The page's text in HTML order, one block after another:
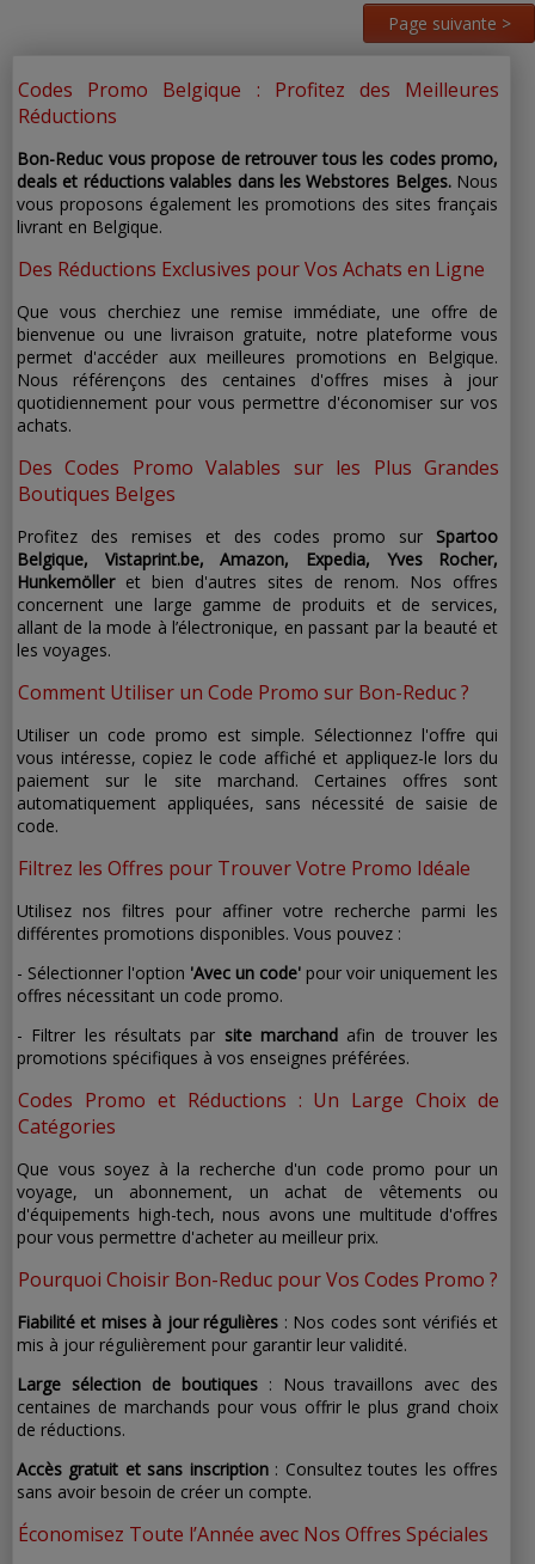
Page suivante >
Codes Promo Belgique : Profitez des Meilleures
Réductions
Bon-Reduc vous propose de retrouver tous les codes promo,
deals et réductions valables dans les Webstores Belges.Nous
vous proposons également les promotions des sites français
livrant en Belgique.
Des Réductions Exclusives pour Vos Achats en Ligne
Que vous cherchiez une remise immédiate, une offre de
bienvenue ou une livraison gratuite, notre plateforme vous
permet d'accéder aux meilleures promotions en Belgique.
Nous référençons des centaines d'offres mises à jour
quotidiennement pour vous permettre d'économiser sur vos
achats.
Des Codes Promo Valables sur les Plus Grandes
Boutiques Belges
Profitez des remises et des codes promo sur Spartoo
Belgique, Vistaprint.be, Amazon, Expedia, Yves Rocher,
Hunkemölleret bien d'autres sites de renom. Nos offres
concernent une large gamme de produits et de services,
allant de la mode à l’électronique, en passant par la beauté et
les voyages.
Comment Utiliser un Code Promo sur Bon-Reduc ?
Utiliser un code promo est simple. Sélectionnez l'offre qui
vous intéresse, copiez le code affiché et appliquez-le lors du
paiement sur le site marchand. Certaines offres sont
automatiquement appliquées, sans nécessité de saisie de
code.
Filtrez les Offres pour Trouver Votre Promo Idéale
Utilisez nos filtres pour affiner votre recherche parmi les
différentes promotions disponibles. Vous pouvez :
- Sélectionner l'option 'Avec un code' pour voir uniquement les
offres nécessitant un code promo.
- Filtrer les résultats par site marchandafin de trouver les
promotions spécifiques à vos enseignes préférées.
Codes Promo et Réductions : Un Large Choix de
Catégories
Que vous soyez à la recherche d'un code promo pour un
voyage, un abonnement, un achat de vêtements ou
d'équipements high-tech, nous avons une multitude d'offres
pour vous permettre d'acheter au meilleur prix.
Pourquoi Choisir Bon-Reduc pour Vos Codes Promo ?
Fiabilité et mises à jour régulières : Nos codes sont vérifiés et
mis à jour régulièrement pour garantir leur validité.
Large sélection de boutiques: Nous travaillons avec des
centaines de marchands pour vous offrir le plus grand choix
de réductions.
Accès gratuit et sans inscription: Consultez toutes les offres
sans avoir besoin de créer un compte.
Économisez Toute l’Année avec Nos Offres Spéciales